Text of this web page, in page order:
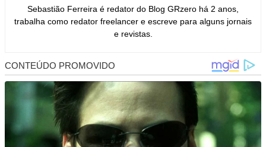
Sebastião Ferreira é redator do Blog GRzero há 2 anos,
trabalha como redator freelancer e escreve para alguns jornais
e revistas.